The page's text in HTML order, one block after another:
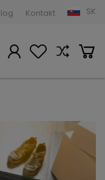
Kontakt SK